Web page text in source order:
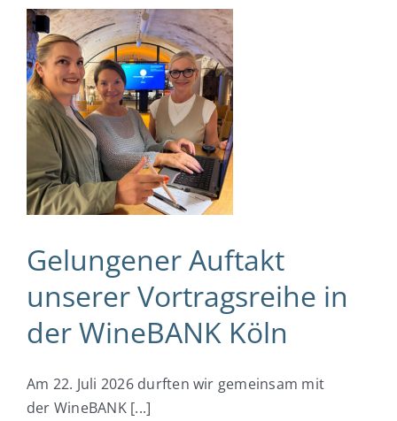
Was wir für Sie tun
Wie wir arbeiten
Was unsere Kunden sagen
Wo kann ich mich bewerben
Gelungener Auftakt
unserer Vortragsreihe in
der WineBANK Köln
Am 22. Juli 2026 durften wir gemeinsam mit
der WineBANK [...]